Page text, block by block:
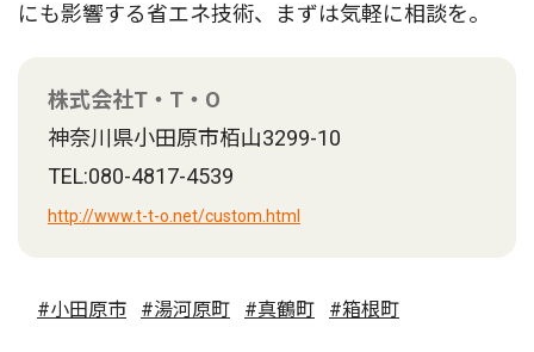
にも影響する省エネ技術、まずは気軽に相談を。
株式会社T・T・O
神奈川県小田原市栢山3299-10
TEL:080-4817-4539
http://www.t-t-o.net/custom.html
#小田原市 #湯河原町 #真鶴町 #箱根町